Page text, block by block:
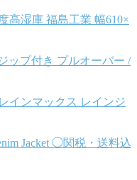
高湿庫 福島工業 幅610×
ップ付き プルオーバー /
インマックス レインジ
Jacket ◯関税・送料込